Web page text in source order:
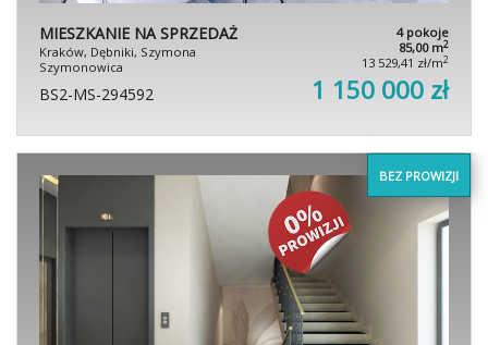
MIESZKANIE NA SPRZEDAŻ
Kraków, Dębniki, Szymona
Szymonowica
4 pokoje
85,00 m2
13 529,41 zł/m2
BS2-MS-294592 1 150 000 zł
BEZ PROWIZJI